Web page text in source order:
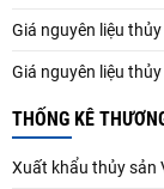
Giá nguyên liệu
Giá nguyên liệu
THỐNG KÊ
Xuất khẩu thủy